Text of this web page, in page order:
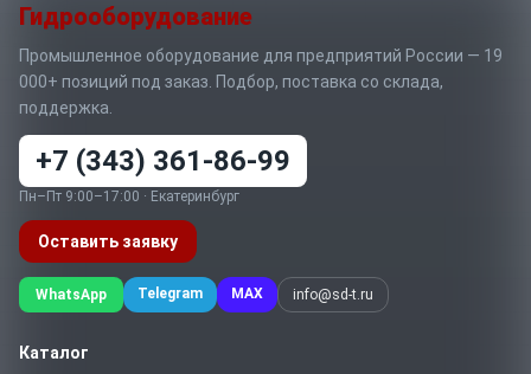
Гидрооборудование
Промышленное оборудование для предприятий России — 19
000+ позиций под заказ. Подбор, поставка со склада,
поддержка.
+7 (343) 361-86-99
Пн–Пт 9:00–17:00 · Екатеринбург
Оставить заявку
WhatsApp Telegram MAX info@sd-t.ru
Каталог